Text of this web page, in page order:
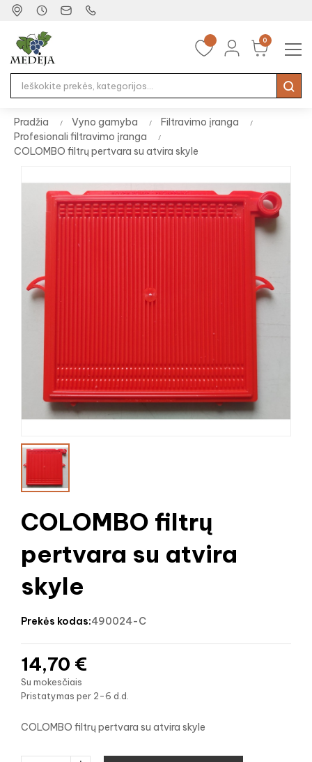
0
☰
Pradžia Vyno gamyba
Filtravimo įranga
Profesionali filtravimo įranga
COLOMBO filtrų pertvara su atvira skyle
COLOMBO filtrų
pertvara su atvira
skyle
prekės kodas:490024-C
14,70 €
Su mokesčiais
Pristatymas per 2-6 d.d.
COLOMBO filtrų pertvara su atvira skyle